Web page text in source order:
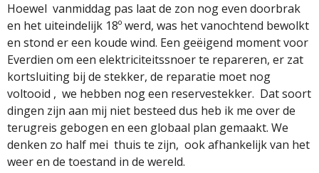
Hoewel vanmiddag pas laat de zon nog even doorbrak
en het uiteindelijk 18º werd, was het vanochtend bewolkt
en stond er een koude wind. Een geëigend moment voor
Everdien om een elektriciteitssnoer te repareren, er zat
kortsluiting bij de stekker, de reparatie moet nog
voltooid , we hebben nog een reservestekker. Dat soort
dingen zijn aan mij niet besteed dus heb ik me over de
terugreis gebogen en een globaal plan gemaakt. We
denken zo half mei thuis te zijn, ook afhankelijk van het
weer en de toestand in de wereld.